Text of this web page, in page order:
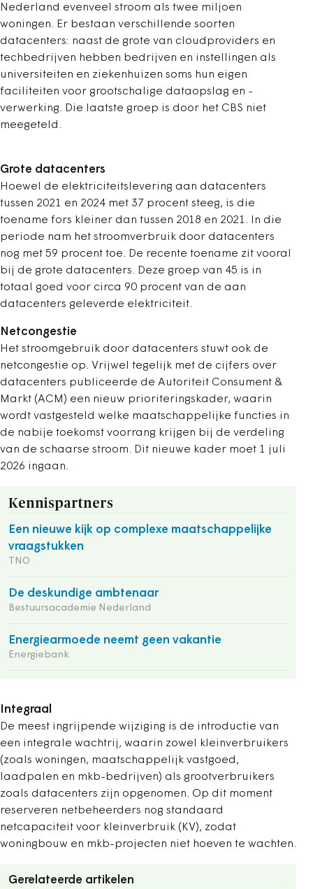
Nederland evenveel stroom als twee miljoen
woningen. Er bestaan verschillende soorten
datacenters: naast de grote van cloudproviders en
techbedrijven hebben bedrijven en instellingen als
universiteiten en ziekenhuizen soms hun eigen
faciliteiten voor grootschalige dataopslag en -
verwerking. Die laatste groep is door het CBS niet
meegeteld.
Grote datacenters
Hoewel de elektriciteitslevering aan datacenters
tussen 2021 en 2024 met 37 procent steeg, is die
toename fors kleiner dan tussen 2018 en 2021. In die
periode nam het stroomverbruik door datacenters
nog met 59 procent toe. De recente toename zit vooral
bij de grote datacenters. Deze groep van 45 is in
totaal goed voor circa 90 procent van de aan
datacenters geleverde elektriciteit.
Netcongestie
Het stroomgebruik door datacenters stuwt ook de
netcongestie op. Vrijwel tegelijk met de cijfers over
datacenters publiceerde de Autoriteit Consument &
Markt (ACM) een nieuw prioriteringskader, waarin
wordt vastgesteld welke maatschappelijke functies in
de nabije toekomst voorrang krijgen bij de verdeling
van de schaarse stroom. Dit nieuwe kader moet 1 juli
2026 ingaan.
Kennispartners
Een nieuwe kijk op complexe maatschappelijke
vraagstukken
TNO
De deskundige ambtenaar
Bestuursacademie Nederland
Energiearmoede neemt geen vakantie
Energiebank
Integraal
De meest ingrijpende wijziging is de introductie van
een integrale wachtrij, waarin zowel kleinverbruikers
(zoals woningen, maatschappelijk vastgoed,
laadpalen en mkb-bedrijven) als grootverbruikers
zoals datacenters zijn opgenomen. Op dit moment
reserveren netbeheerders nog standaard
netcapaciteit voor kleinverbruik (KV), zodat
woningbouw en mkb-projecten niet hoeven te wachten.
Gerelateerde artikelen